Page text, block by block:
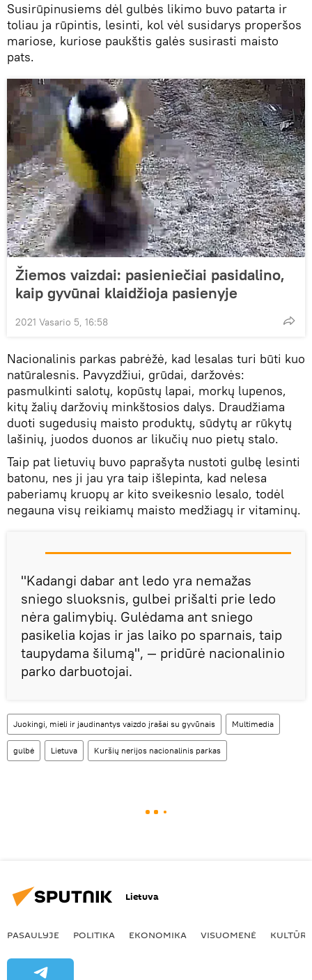
Susirūpinusiems dėl gulbės likimo buvo patarta ir
toliau ja rūpintis, lesinti, kol vėl susidarys properšos
mariose, kuriose paukštis galės susirasti maisto
pats.
Žiemos vaizdai: pasieniečiai pasidalino,
kaip gyvūnai klaidžioja pasienyje
2021 Vasario 5, 16:58
Nacionalinis parkas pabrėžė, kad lesalas turi būti kuo
natūralesnis. Pavyzdžiui, grūdai, daržovės:
pasmulkinti salotų, kopūstų lapai, morkų lupenos,
kitų žalių daržovių minkštosios dalys. Draudžiama
duoti sugedusių maisto produktų, sūdytų ar rūkytų
lašinių, juodos duonos ar likučių nuo pietų stalo.
Taip pat lietuvių buvo paprašyta nustoti gulbę lesinti
batonu, nes ji jau yra taip išlepinta, kad nelesa
paberiamų kruopų ar kito sveikesnio lesalo, todėl
negauna visų reikiamų maisto medžiagų ir vitaminų.
"Kadangi dabar ant ledo yra nemažas
sniego sluoksnis, gulbei prišalti prie ledo
nėra galimybių. Gulėdama ant sniego
pasikelia kojas ir jas laiko po sparnais, taip
taupydama šilumą", — pridūrė nacionalinio
parko darbuotojai.
Juokingi, mieli ir jaudinantys vaizdo įrašai su gyvūnais Multimedia
gulbė Lietuva Kuršių nerijos nacionalinis parkas
Lietuva
PASAULYJE POLITIKA EKONOMIKA VISUOMENĖ KULTŪRA